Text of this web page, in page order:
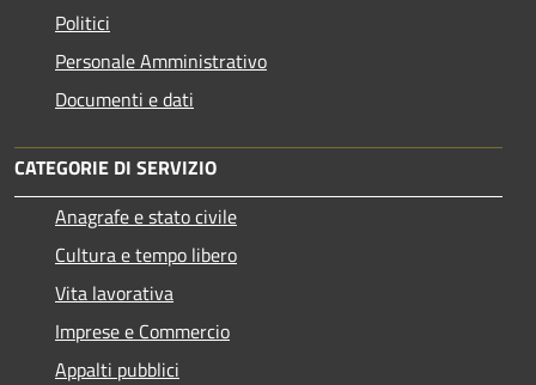
Politici
Personale Amministrativo
Documenti e dati
CATEGORIE DI SERVIZIO
Anagrafe e stato civile
Cultura e tempo libero
Vita lavorativa
Imprese e Commercio
Appalti pubblici